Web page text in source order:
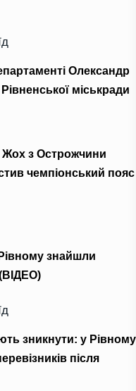
Олександр
міськради
з Острожчини
чемпіонський пояс
знайшли
зникнути: у Рівному
після